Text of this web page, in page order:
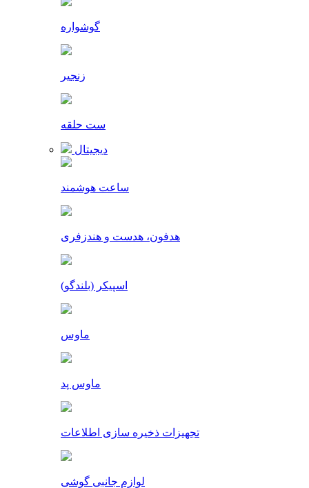
گوشواره
زنجیر
ست حلقه
دیجیتال
ساعت هوشمند
هدفون، هدست و هندزفری
اسپیکر (بلندگو)
ماوس
ماوس پد
تجهیزات ذخیره سازی اطلاعات
لوازم جانبی گوشی